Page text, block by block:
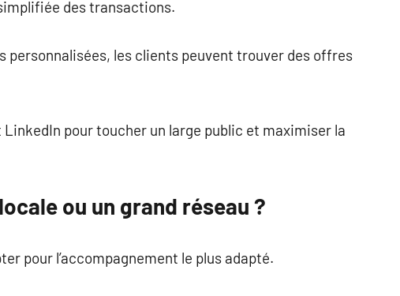
des transactions.
personnalisées, les clients peuvent trouver des offres
pour toucher un large public et maximiser la
ou un grand réseau ?
pour l’accompagnement le plus adapté.